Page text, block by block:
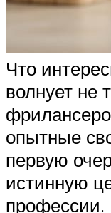
Что
волнует не
опытные
первую
истинную
профессии.